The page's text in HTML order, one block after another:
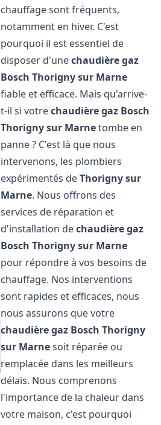
chauffage sont fréquents,
notamment en hiver. C'est
pourquoi il est essentiel de
disposer d'unechaudière gaz
Bosch Thorigny sur Marne
fiable et efficace. Mais qu'arrive-
t-il si votrechaudière gaz Bosch
Thorigny sur Marnetombe en
panne ? C'est là que nous
intervenons, les plombiers
expérimentés deThorigny sur
Marne. Nous offrons des
services de réparation et
d'installation dechaudière gaz
Bosch Thorigny sur Marne
pour répondre à vos besoins de
chauffage. Nos interventions
sont rapides et efficaces, nous
nous assurons que votre
chaudière gaz Bosch Thorigny
sur Marnesoit réparée ou
remplacée dans les meilleurs
délais. Nous comprenons
l'importance de la chaleur dans
votre maison, c'est pourquoi